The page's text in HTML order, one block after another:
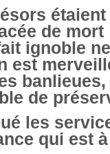
de mort
ignoble
est
banlieues,
de
les
qui est